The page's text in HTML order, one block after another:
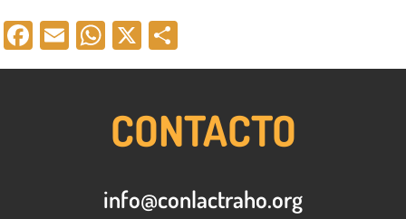
Facebook
EmailWhatsApp
X
CONTACTO
info@conlactraho.org